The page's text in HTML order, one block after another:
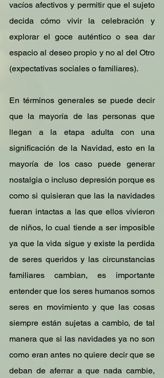
vacíos afectivos y permitir que el sujeto
decida cómo vivir la celebración y
explorar el goce auténtico o sea dar
espacio al deseo propio y no al del Otro
(expectativas sociales o familiares).
En términos generales se puede decir
que la mayoría de las personas que
llegan a la etapa adulta con una
significación de la Navidad, esto en la
mayoría de los caso puede generar
nostalgia o incluso depresión porque es
como si quisieran que las la navidades
fueran intactas a las que ellos vivieron
de niños, lo cual tiende a ser imposible
ya que la vida sigue y existe la perdida
de seres queridos y las circunstancias
familiares cambian, es importante
entender que los seres humanos somos
seres en movimiento y que las cosas
siempre están sujetas a cambio, de tal
manera que si las navidades ya no son
como eran antes no quiere decir que se
deban de aferrar a que nada cambie,